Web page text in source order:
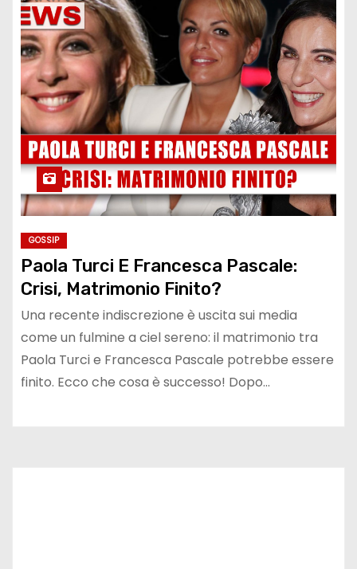
GOSSIP
Paola Turci E Francesca Pascale:
Crisi, Matrimonio Finito?
Una recente indiscrezione è uscita sui media
come un fulmine a ciel sereno: il matrimonio tra
Paola Turci e Francesca Pascale potrebbe essere
finito. Ecco che cosa è successo! Dopo…